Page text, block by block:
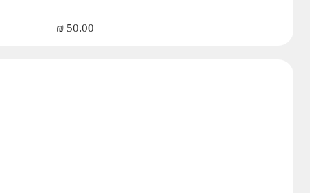
50.00
₪